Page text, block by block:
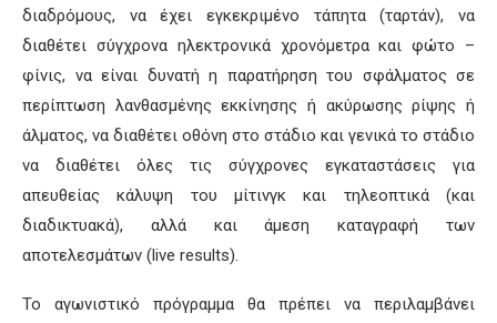
διαδρόμους, να έχει εγκεκριμένο τάπητα (ταρτάν), να
διαθέτει σύγχρονα ηλεκτρονικά χρονόμετρα και φώτο –
φίνις, να είναι δυνατή η παρατήρηση του σφάλματος σε
περίπτωση λανθασμένης εκκίνησης ή ακύρωσης ρίψης ή
άλματος, να διαθέτει οθόνη στο στάδιο και γενικά το στάδιο
να διαθέτει όλες τις σύγχρονες εγκαταστάσεις για
απευθείας κάλυψη του μίτινγκ και τηλεοπτικά (και
διαδικτυακά), αλλά και άμεση καταγραφή των
αποτελεσμάτων (live results).
Το αγωνιστικό πρόγραμμα θα πρέπει να περιλαμβάνει